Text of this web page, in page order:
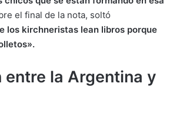
el final de la nota, soltó
los kirchneristas lean libros porque
entre la Argentina y